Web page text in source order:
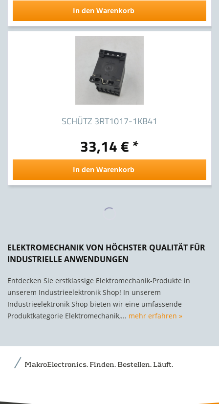
In den Warenkorb
SCHÜTZ 3RT1017-1KB41
33,14 € *
In den Warenkorb
ELEKTROMECHANIK VON HÖCHSTER QUALITÄT FÜR
INDUSTRIELLE ANWENDUNGEN
Entdecken Sie erstklassige Elektromechanik-Produkte in
unserem Industrieelektronik Shop! In unserem
Industrieelektronik Shop bieten wir eine umfassende
Produktkategorie Elektromechanik,... mehr erfahren »
MakroElectronics. Finden. Bestellen. Läuft.